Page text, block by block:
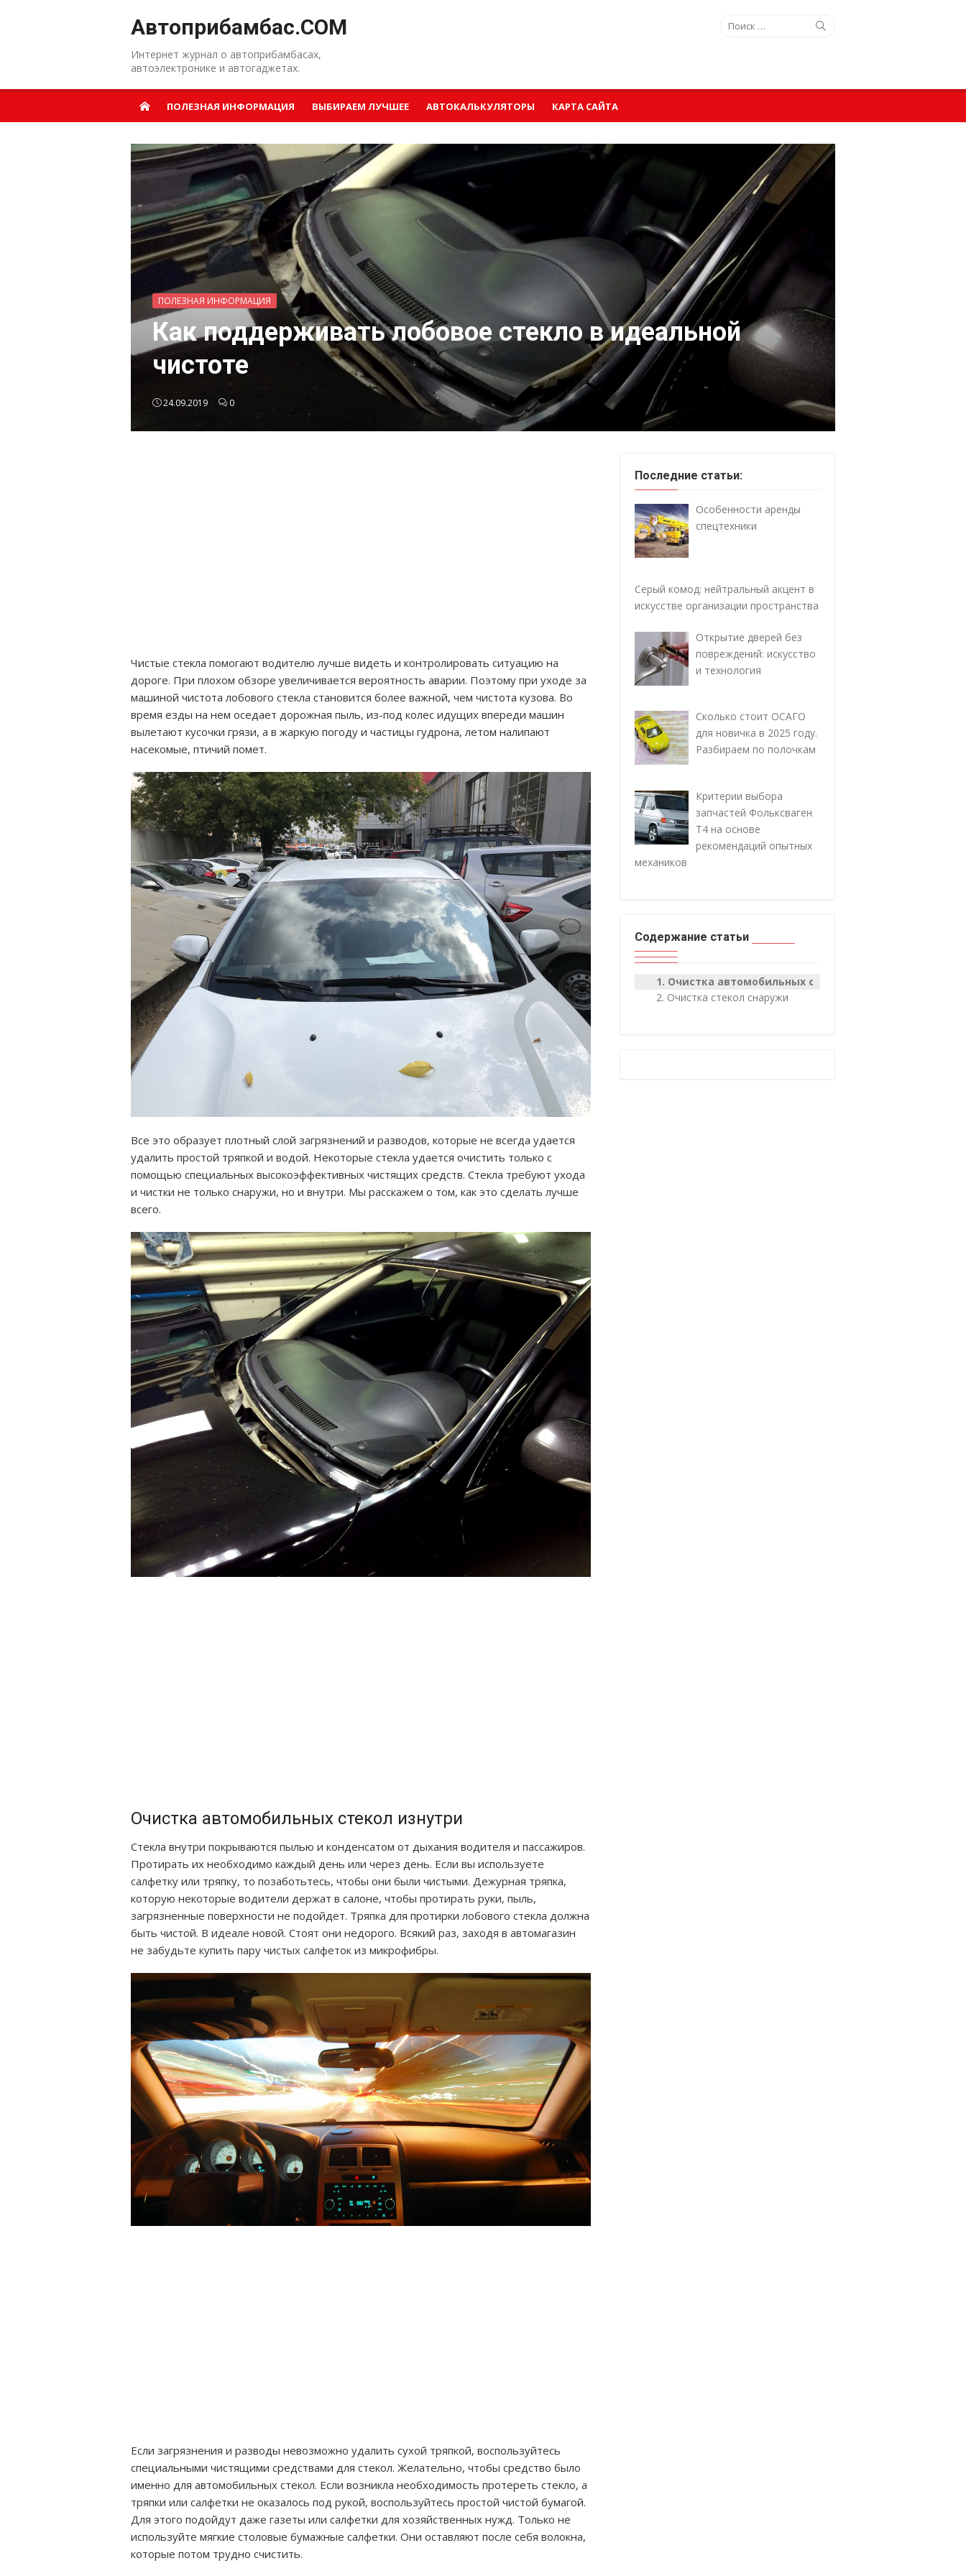
Автоприбамбас.COM
Интернет журнал о автоприбамбасах,
автоэлектронике и автогаджетах.
Искать:
ПОЛЕЗНАЯ ИНФОРМАЦИЯ ВЫБИРАЕМ ЛУЧШЕЕ АВТОКАЛЬКУЛЯТОРЫ КАРТА САЙТА
ПОЛЕЗНАЯ ИНФОРМАЦИЯ
Как поддерживать лобовое стекло в идеальной
чистоте
24.09.2019 0
Чистые стекла помогают водителю лучше видеть и контролировать ситуацию на
дороге. При плохом обзоре увеличивается вероятность аварии. Поэтому при уходе за
машиной чистота лобового стекла становится более важной, чем чистота кузова. Во
время езды на нем оседает дорожная пыль, из-под колес идущих впереди машин
вылетают кусочки грязи, а в жаркую погоду и частицы гудрона, летом налипают
насекомые, птичий помет.
Все это образует плотный слой загрязнений и разводов, которые не всегда удается
удалить простой тряпкой и водой. Некоторые стекла удается очистить только с
помощью специальных высокоэффективных чистящих средств. Стекла требуют ухода
и чистки не только снаружи, но и внутри. Мы расскажем о том, как это сделать лучше
всего.
Очистка автомобильных стекол изнутри
Стекла внутри покрываются пылью и конденсатом от дыхания водителя и пассажиров.
Протирать их необходимо каждый день или через день. Если вы используете
салфетку или тряпку, то позаботьтесь, чтобы они были чистыми. Дежурная тряпка,
которую некоторые водители держат в салоне, чтобы протирать руки, пыль,
загрязненные поверхности не подойдет. Тряпка для протирки лобового стекла должна
быть чистой. В идеале новой. Стоят они недорого. Всякий раз, заходя в автомагазин
не забудьте купить пару чистых салфеток из микрофибры.
Если загрязнения и разводы невозможно удалить сухой тряпкой, воспользуйтесь
специальными чистящими средствами для стекол. Желательно, чтобы средство было
именно для автомобильных стекол. Если возникла необходимость протереть стекло, а
тряпки или салфетки не оказалось под рукой, воспользуйтесь простой чистой бумагой.
Для этого подойдут даже газеты или салфетки для хозяйственных нужд. Только не
используйте мягкие столовые бумажные салфетки. Они оставляют после себя волокна,
которые потом трудно счистить.
Последние статьи:
Особенности аренды
спецтехники
Серый комод: нейтральный акцент в
искусстве организации пространства
Открытие дверей без
повреждений: искусство
и технология
Сколько стоит ОСАГО
для новичка в 2025 году.
Разбираем по полочкам
Критерии выбора
запчастей Фольксваген
Т4 на основе
рекомендаций опытных
механиков
Содержание статьи
Очистка автомобильных стекол изнутри
Очистка стекол снаружи